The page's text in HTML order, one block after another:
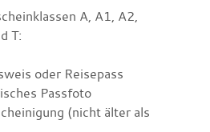
A, A1, A2,
T:
oder Reisepass
Passfoto
(nicht älter als